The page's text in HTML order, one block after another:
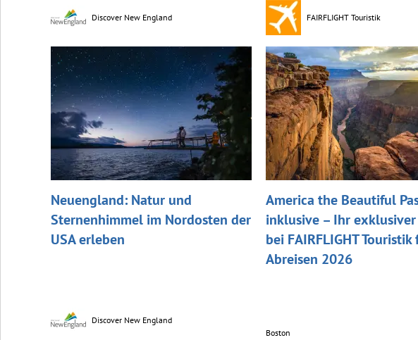
Discover New England
Neuengland: Natur und
Sternenhimmel im Nordosten der
USA erleben
FAIRFLIGHT Touristik
America the Beautiful
inklusive – Ihr
bei FAIRFLIGHT Touristik
Abreisen 2026
Discover New England
Boston